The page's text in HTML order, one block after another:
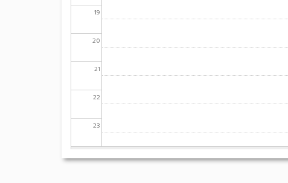
19
20
21
22
23